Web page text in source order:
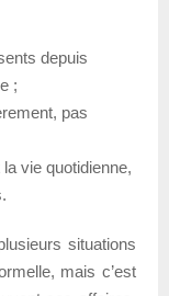
depuis
;
pas
vie quotidienne,
situations
mais c’est